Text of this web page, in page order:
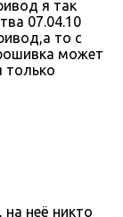
я так
07.04.10
то с
может
только
на неё никто